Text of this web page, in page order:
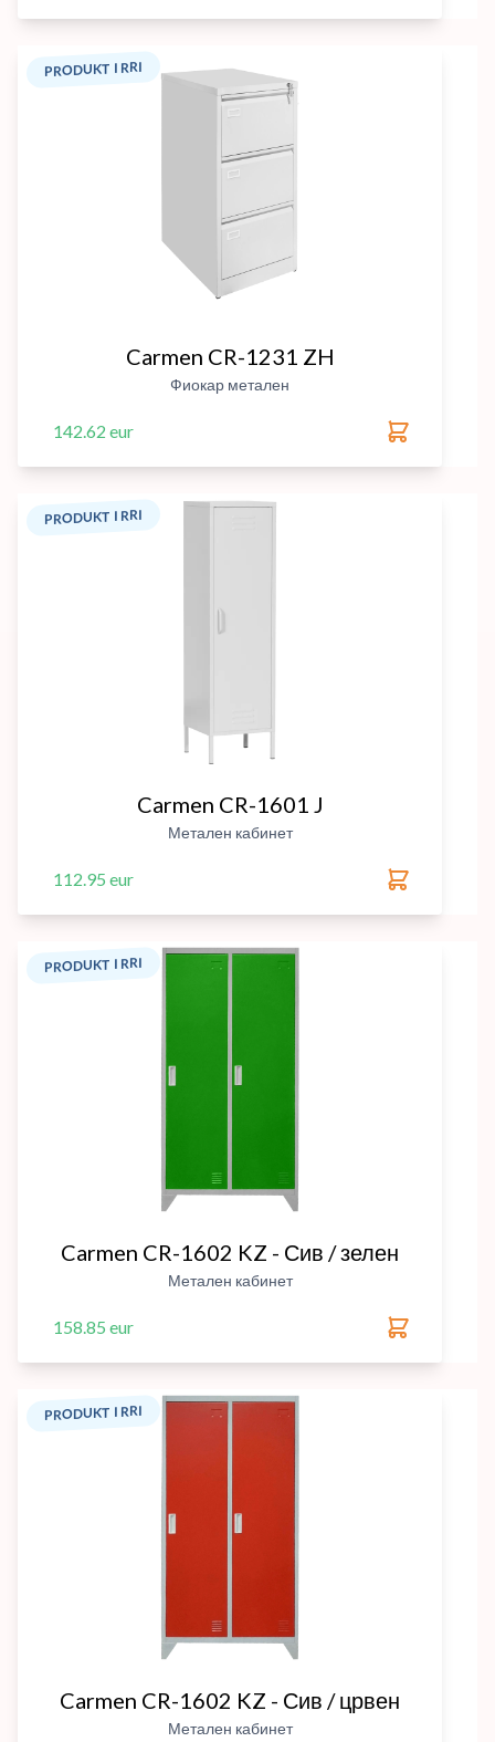
PRODUKT I RRI
Carmen CR-1231 ZH
Фиокар метален
142.62 eur
PRODUKT I RRI
Carmen CR-1601 J
Метален кабинет
112.95 eur
PRODUKT I RRI
Carmen CR-1602 KZ - Сив / зелен
Метален кабинет
158.85 eur
PRODUKT I RRI
Carmen CR-1602 KZ - Сив / црвен
Метален кабинет